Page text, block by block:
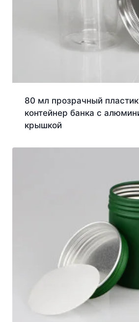
80 мл прозрачный
контейнер банка с
крышкой